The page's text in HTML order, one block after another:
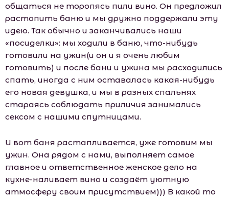
общаться не торопясь пили вино. Он предложил
растопить баню и мы дружно поддержали эту
идею. Так обычно и заканчивались наши
«посиделки»: мы ходили в баню, что-нибудь
готовили на ужин(и он и я очень любим
готовить) и после бани и ужина мы расходились
спать, иногда с ним оставалась какая-нибудь
его новая девушка, и мы в разных спальнях
стараясь соблюдать приличия занимались
сексом с нашими спутницами.
И вот баня растапливается, уже готовим мы
ужин. Она рядом с нами, выполняет самое
главное и ответственное женское дело на
кухне-наливает вино и создаёт уютную
атмосферу своим присутствием))) В какой то